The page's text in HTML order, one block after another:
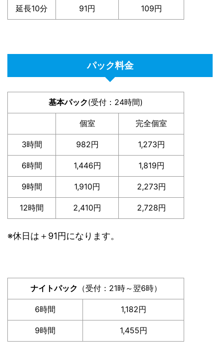
延長10分 91円 109円
パック料金
基本パック(受付：24時間)
個室 完全個室
3時間 982円 1,273円
6時間 1,446円 1,819円
9時間 1,910円 2,273円
12時間 2,410円 2,728円
※休日は＋91円になります。
ナイトパック （受付：21時～翌6時）
6時間 1,182円
9時間 1,455円